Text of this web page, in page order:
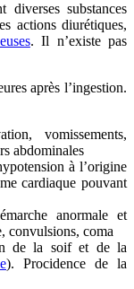
diverses substances
actions diurétiques,
. Il n’existe pas
après l’ingestion.
vomissements,
abdominales
à l’origine
cardiaque pouvant
anormale et
convulsions, coma
de la soif et de la
). Procidence de la